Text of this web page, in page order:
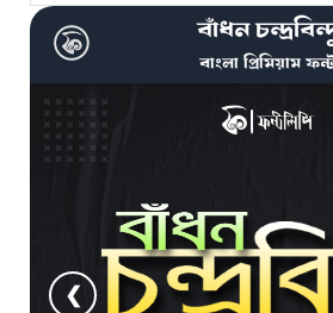
বাঁধন
বাংলা প্রিমিয়াম
❮